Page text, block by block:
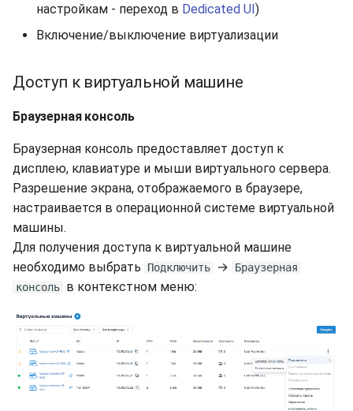
настройкам - переход в Dedicated UI)
Включение/выключение виртуализации
Доступ к виртуальной машине
Браузерная консоль
Браузерная консоль предоставляет доступ к
дисплею, клавиатуре и мыши виртуального сервера.
Разрешение экрана, отображаемого в браузере,
настраивается в операционной системе виртуальной
машины.
Для получения доступа к виртуальной машине
необходимо выбрать
Подключить →
Браузерная
консоль в контекстном меню: